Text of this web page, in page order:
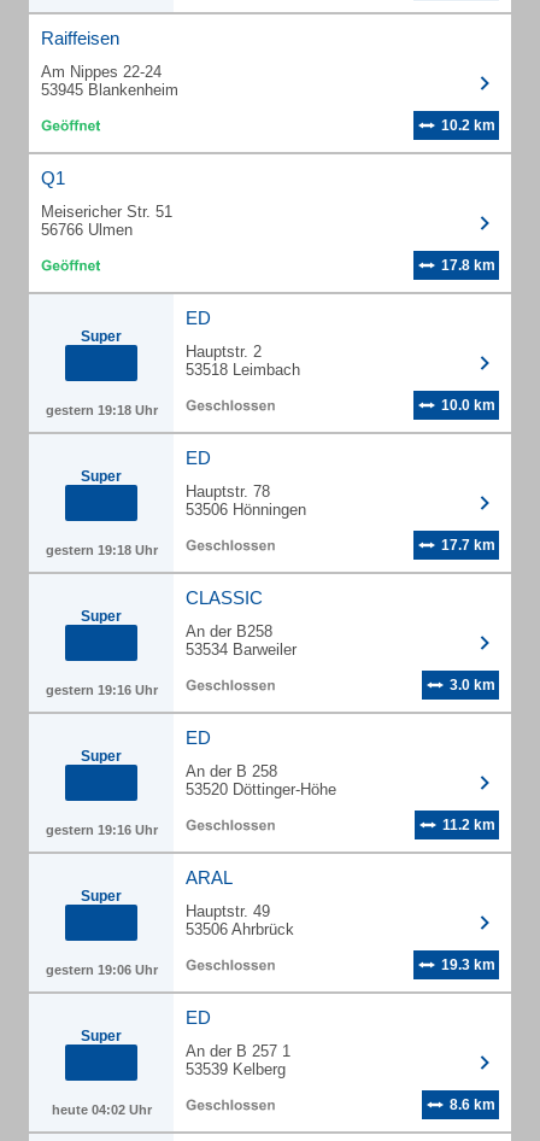
Raiffeisen
Am Nippes 22-24
53945 Blankenheim
10.2 km
Q1
Meisericher Str. 51
56766 Ulmen
17.8 km
Super
gestern 19:18 Uhr
ED
Hauptstr. 2
53518 Leimbach
10.0 km
Super
gestern 19:18 Uhr
ED
Hauptstr. 78
53506 Hönningen
17.7 km
Super
gestern 19:16 Uhr
CLASSIC
An der B258
53534 Barweiler
3.0 km
Super
gestern 19:16 Uhr
ED
An der B 258
53520 Döttinger-Höhe
11.2 km
Super
gestern 19:06 Uhr
ARAL
Hauptstr. 49
53506 Ahrbrück
19.3 km
Super
heute 04:02 Uhr
ED
An der B 257 1
53539 Kelberg
8.6 km